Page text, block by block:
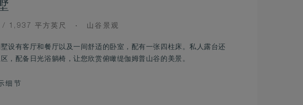
1,937 平方英尺 VIEW
山谷景观
设有客厅和餐厅以及一间舒适的卧室，配有一张四柱床。私人露台还
，配备日光浴躺椅，让您欣赏俯瞰缇伽姆普山谷的美景。
细节